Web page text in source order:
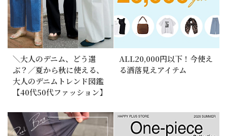
＼大人のデニム、どう選
ぶ？／夏から秋に使える、
大人のデニムトレンド図鑑
【40代50代ファッション】
ALL20,000円以下！今使え
る洒落見えアイテム